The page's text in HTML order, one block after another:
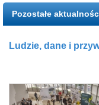
Pozostałe
Ludzie, dane i